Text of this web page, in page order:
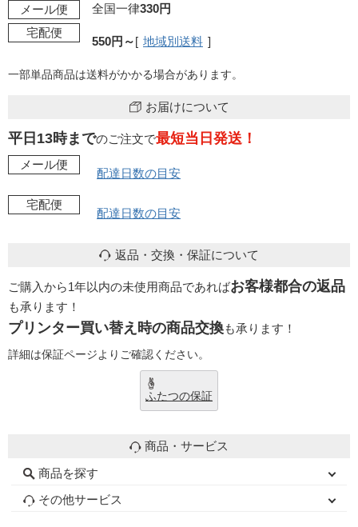
メール便
全国一律330円
宅配便
550円～[ 地域別送料 ]
一部単品商品は送料がかかる場合があります。
お届けについて
平日13時までのご注文で最短当日発送！
メール便
配達日数の目安
宅配便
配達日数の目安
返品・交換・保証について
ご購入から1年以内の未使用商品であればお客様都合の返品
も承ります！
プリンター買い替え時の商品交換も承ります！
詳細は保証ページよりご確認ください。
ふたつの保証
商品・サービス
商品を探す
初心者用セット
キャノンインク
エプソンインク
ブラザーインク
詰め替えインク
互換インクボトル
互換インクカートリッジ
再生インクカートリッジ
トナーカートリッジ
その他サービス